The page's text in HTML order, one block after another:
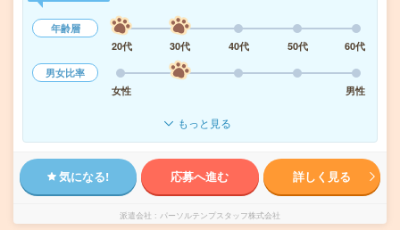
年齢層
20代
30代 40代 50代
60代
男女比率
女性
男性
もっと見る
気になる! 応募へ進む 詳しく見る
派遣会社 パーソルテンプスタッフ株式会社